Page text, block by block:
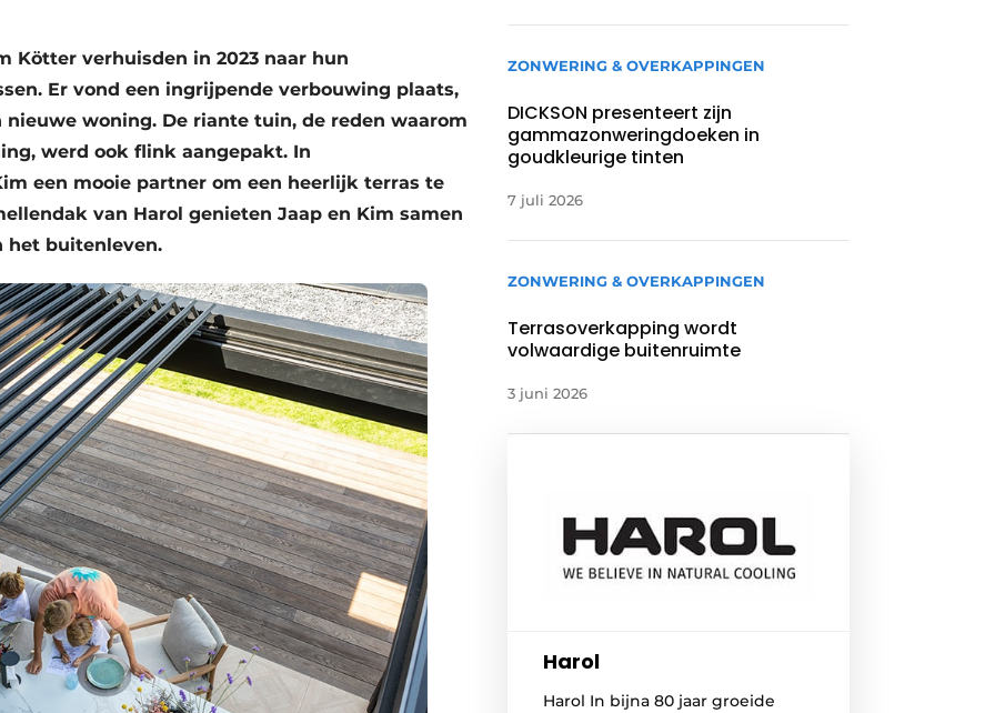
Kötter verhuisden in 2023 naar hun
Er vond een ingrijpende verbouwing plaats,
woning. De riante tuin, de reden waarom
werd ook flink aangepakt. In
een mooie partner om een heerlijk terras te
van Harol genieten Jaap en Kim samen
het buitenleven.
ZONWERING & OVERKAPPINGEN
DICKSON presenteert zijn
gammazonweringdoeken in
goudkleurige tinten
7 juli 2026
ZONWERING & OVERKAPPINGEN
Terrasoverkapping wordt
volwaardige buitenruimte
3 juni 2026
Harol
Harol In bijna 80 jaar groeide